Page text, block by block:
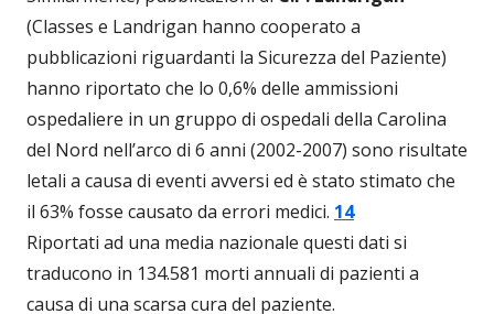
(Classes e Landrigan hanno cooperato a
pubblicazioni riguardanti la Sicurezza del Paziente)
hanno riportato che lo 0,6% delle ammissioni
ospedaliere in un gruppo di ospedali della Carolina
del Nord nell’arco di 6 anni (2002-2007) sono risultate
letali a causa di eventi avversi ed è stato stimato che
il 63% fosse causato da errori medici. 14
Riportati ad una media nazionale questi dati si
traducono in 134.581 morti annuali di pazienti a
causa di una scarsa cura del paziente.